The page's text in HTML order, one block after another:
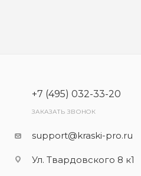
+7 (495) 032-33-20
ЗАКАЗАТЬ ЗВОНОК
support@kraski-pro.ru
Ул. Твардовского 8 к1